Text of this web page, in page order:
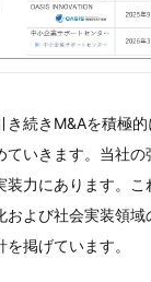
き続きM&Aを積極
ていきます。当社の
装力にあります。
および社会実装領
掲げています。